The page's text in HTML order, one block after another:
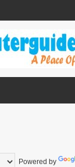
Powered by